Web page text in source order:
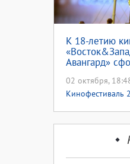
К 18-летию
Авангард»
любви…»(18+)
02 октября,
Кинофестиваль